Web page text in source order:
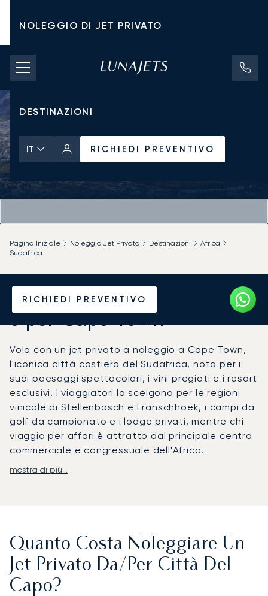
NOLEGGIO DI JET PRIVATO
TARIFFE DI NOLEGGIO
JET PRIVATI
DESTINAZIONI
IT RICHIEDI PREVENTIVO
RICHIEDI PREVENTIVO
Pagina Iniziale Noleggio Jet Privato Destinazioni
Africa
Sudafrica
Noleggia un Jet Privato da
o per Cape Town
Vola con un jet privato a noleggio a Cape Town,
l'iconica città costiera delSudafrica, nota per i
suoi paesaggi spettacolari, i vini pregiati e i resort
esclusivi. I viaggiatori la scelgono per le regioni
vinicole di Stellenbosch e Franschhoek, i campi da
golf da campionato e i lodge privati, mentre chi
viaggia per affari è attratto dal principale centro
commerciale e congressuale dell'Africa.
LunaJets organizza voli per l'aeroporto
tenute esclusive o collegamenti in elicottero per
vigneti, ville sulla costa o lodge safari. Che tu
debba partecipare al Cape Town International
Jazz Festival, ospitare delegati al CTICC o ritirarti
mostra di più...
Quanto Costa Noleggiare Un
Jet Privato Da/per Città Del
Capo?